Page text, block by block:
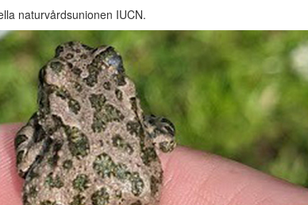
naturvårdsunionen IUCN.